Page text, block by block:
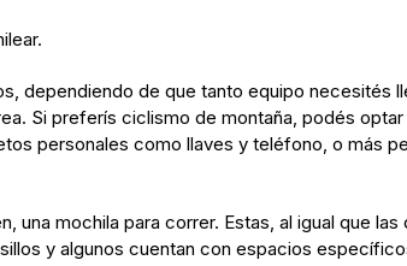
dependiendo de que tanto equipo necesités
Si preferís ciclismo de montaña, podés
personales como llaves y teléfono, o más
una mochila para correr. Estas, al igual que
y algunos cuentan con espacios